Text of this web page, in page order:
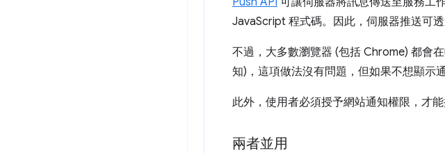
JavaScript 程式碼。因此，伺服器推送可
不過，大多數瀏覽器 (包括 Chrome) 都會
知)，這項做法沒有問題，但如果不想顯示
此外，使用者必須授予網站通知權限，才能
兩者並用